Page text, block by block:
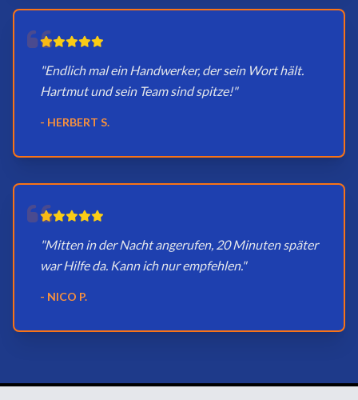
"Endlich mal ein Handwerker, der sein Wort hält.
Hartmut und sein Team sind spitze!"
- HERBERT S.
"Mitten in der Nacht angerufen, 20 Minuten später
war Hilfe da. Kann ich nur empfehlen."
- NICO P.